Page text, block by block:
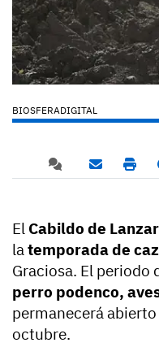
BIOSFERADIGITAL
El Cabildo de
latemporada de
Graciosa. El periodo
perro podenco,
permanecerá
octubre.